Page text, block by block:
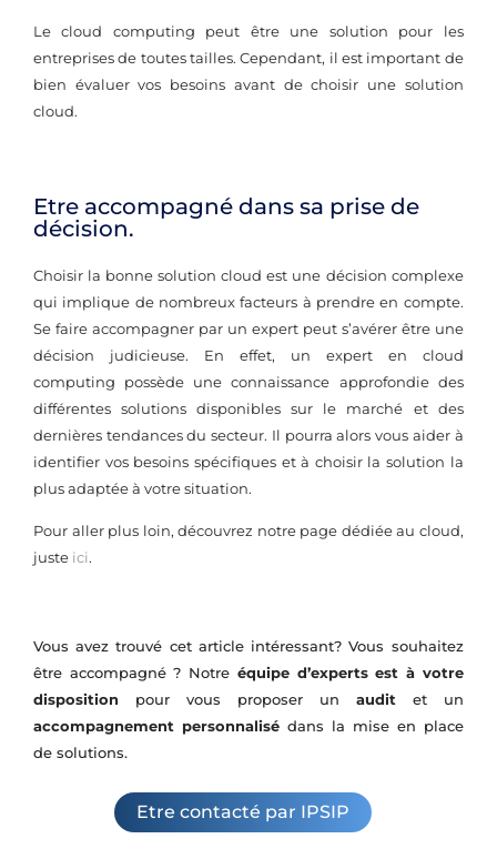
Le cloud computing peut être une solution pour les
entreprises de toutes tailles. Cependant, il est important de
bien évaluer vos besoins avant de choisir une solution
cloud.
Etre accompagné dans sa prise de
décision.
Choisir la bonne solution cloud est une décision complexe
qui implique de nombreux facteurs à prendre en compte.
Se faire accompagner par un expert peut s’avérer être une
décision judicieuse. En effet, un expert en cloud
computing possède une connaissance approfondie des
différentes solutions disponibles sur le marché et des
dernières tendances du secteur. Il pourra alors vous aider à
identifier vos besoins spécifiques et à choisir la solution la
plus adaptée à votre situation.
Pour aller plus loin, découvrez notre page dédiée au cloud,
juste ici.
Vous avez trouvé cet article intéressant? Vous souhaitez
être accompagné ? Notre équipe d’experts est à votre
disposition pour vous proposer un audit et un
accompagnement personnalisédans la mise en place
de solutions.
Etre contacté par IPSIP